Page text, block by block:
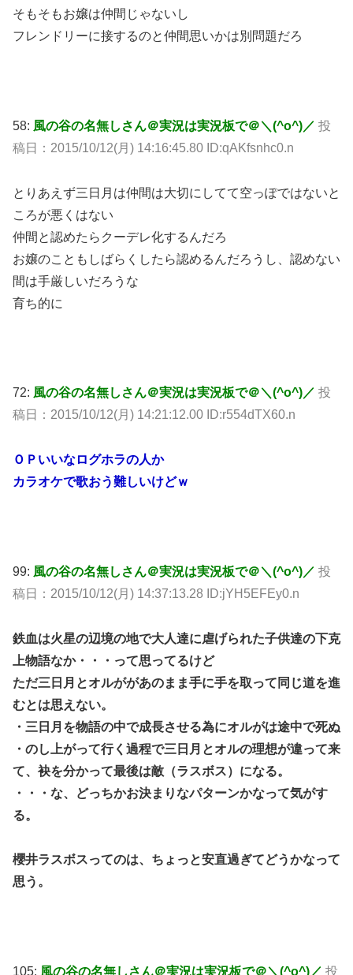
そもそもお嬢は仲間じゃないし
フレンドリーに接するのと仲間思いかは別問題だろ
58: 風の谷の名無しさん＠実況は実況板で＠＼(^o^)／ 投
稿日：2015/10/12(月) 14:16:45.80 ID:qAKfsnhc0.n
とりあえず三日月は仲間は大切にしてて空っぽではないと
ころが悪くはない
仲間と認めたらクーデレ化するんだろ
お嬢のこともしばらくしたら認めるんだろうし、認めない
間は手厳しいだろうな
育ち的に
72: 風の谷の名無しさん＠実況は実況板で＠＼(^o^)／ 投
稿日：2015/10/12(月) 14:21:12.00 ID:r554dTX60.n
ＯＰいいなログホラの人か
カラオケで歌おう難しいけどｗ
99: 風の谷の名無しさん＠実況は実況板で＠＼(^o^)／ 投
稿日：2015/10/12(月) 14:37:13.28 ID:jYH5EFEy0.n
鉄血は火星の辺境の地で大人達に虐げられた子供達の下克
上物語なか・・・って思ってるけど
ただ三日月とオルががあのまま手に手を取って同じ道を進
むとは思えない。
・三日月を物語の中で成長させる為にオルがは途中で死ぬ
・のし上がって行く過程で三日月とオルの理想が違って来
て、袂を分かって最後は敵（ラスボス）になる。
・・・な、どっちかお決まりなパターンかなって気がす
る。
櫻井ラスボスってのは、ちょっと安直過ぎてどうかなって
思う。
105: 風の谷の名無しさん＠実況は実況板で＠＼(^o^)／ 投